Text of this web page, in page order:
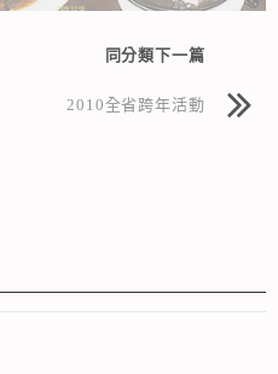
同分類下一篇
2010全省跨年活動